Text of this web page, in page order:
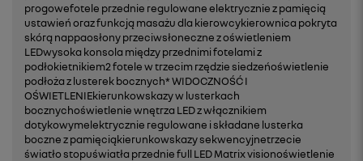
progowefotele przednie regulowane elektrycznie z pamięcią
ustawień oraz funkcją masażu dla kierowcykierownica pokryta
skórą nappaosłony przeciwsłoneczne z oświetleniem
LEDwysoka konsola między przednimi fotelami z
podłokietnikiem2 fotele w trzecim rzędzie siedzeńoświetlenie
podłoża z lusterek bocznych* WIDOCZNOŚĆ I
OŚWIETLENIEkierunkowskazy w lusterkach
bocznychoświetlenie wnętrza LED z włącznikiem
dotykowymelektrycznie regulowane i składane lusterka
boczne z pamięciąkierunkowskazy sekwencyjnetrzecie
światło stopuświatła przednie full LED Matrix visionoświetlenie